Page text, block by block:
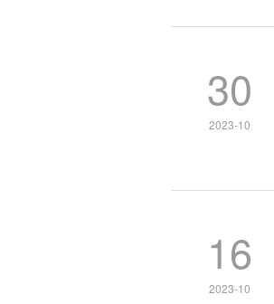
30
2023-10
16
2023-10